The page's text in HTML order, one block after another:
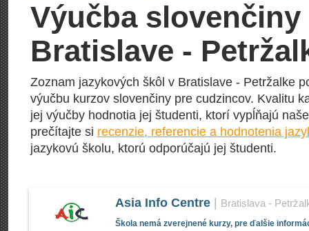
Výučba
Bratislave -
Zoznam jazykových škôl v Bratislave - Petržalke
výučbu kurzov slovenčiny pre cudzincov. Kvalitu
jej výučby hodnotia jej študenti, ktorí vypĺňajú
prečítajte si recenzie, referencie a hodnotenia
jazykovú školu, ktorú odporúčajú jej študenti.
Asia Info Centre Bratislava -
Škola nemá zverejnené kurzy, pre ďalšie